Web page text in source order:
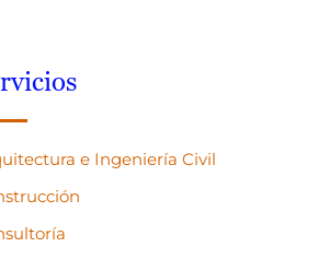
e Ingeniería Civil